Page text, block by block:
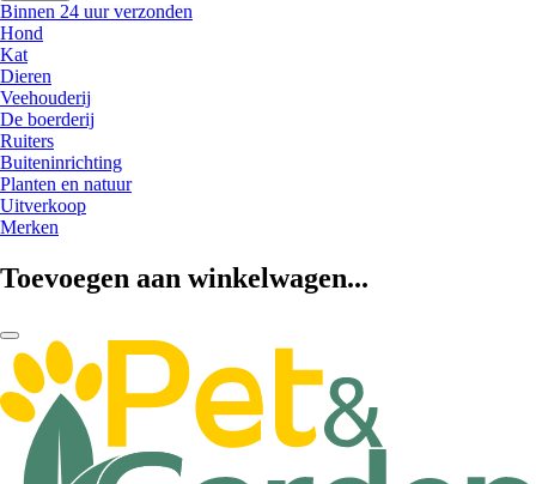
Binnen 24 uur verzonden
Hond
Kat
Dieren
Veehouderij
De boerderij
Ruiters
Buiteninrichting
Planten en natuur
Uitverkoop
Merken
Toevoegen aan winkelwagen...